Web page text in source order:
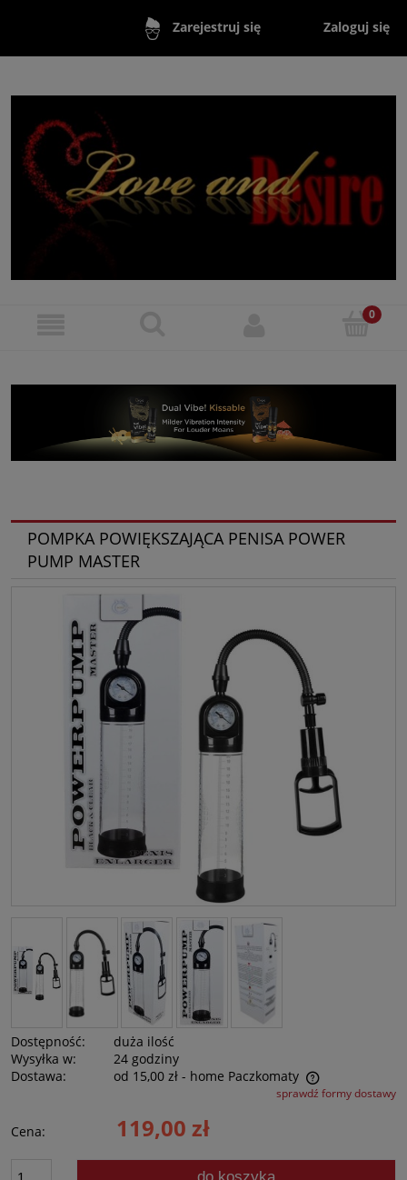
Zarejestruj się Zaloguj się
POMPKA POWIĘKSZAJĄCA PENISA POWER
PUMP MASTER
Dostępność:
duża ilość
Wysyłka w:
24 godziny
Dostawa:
od 15,00 zł - home Paczkomaty
Cena nie zawiera ewentualnych kosztów płatnościsprawdź formy dostawy
Cena: 119,00 zł